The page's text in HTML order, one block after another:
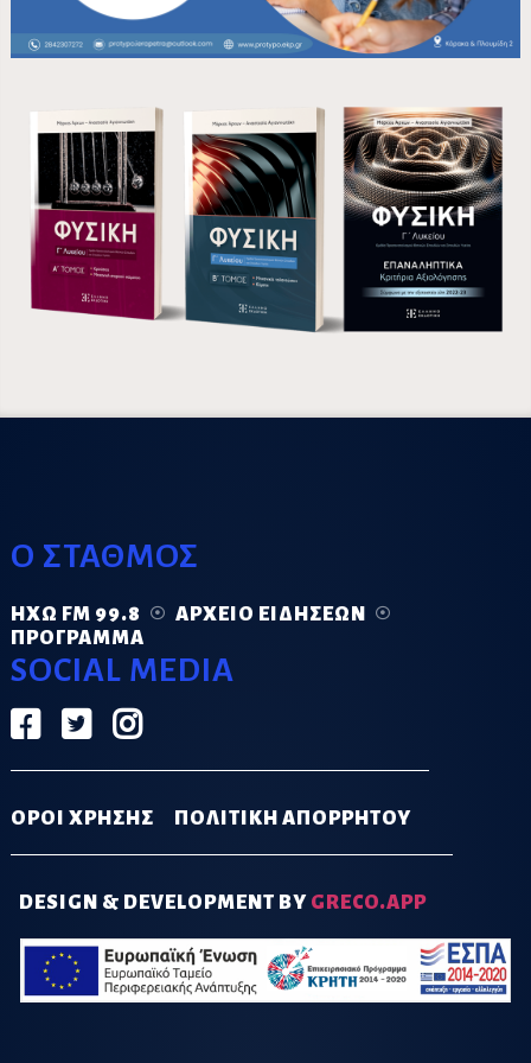
Ο ΣΤΑΘΜΟΣ
ΗΧΏ FM 99.8
ΑΡΧΕΊΟ ΕΙΔΉΣΕΩΝ
ΠΡΌΓΡΑΜΜΑ
SOCIAL MEDIA
ΟΡΟΙ ΧΡΗΣΗΣ ΠΟΛΙΤΙΚΗ ΑΠΟΡΡΗΤΟΥ
DESIGN & DEVELOPMENT BY GRECO.APP